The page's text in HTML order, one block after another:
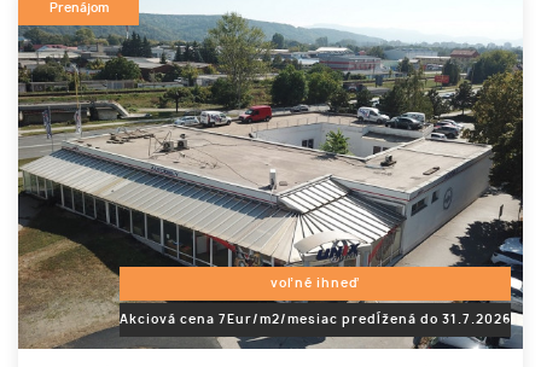
Prenájom
voľné ihneď
Akciová cena 7Eur/m2/mesiac predĺžená do 31.7.2026